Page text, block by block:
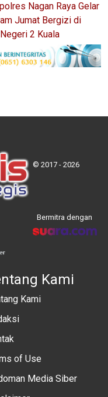
Nagan Raya Gelar
Jumat Bergizi di
2 Kuala
© 2017 - 2026
Bermitra dengan
Kami
Kami
of Use
Media Siber